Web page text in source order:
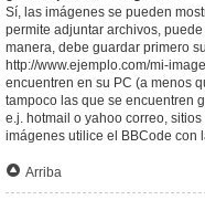
Sí, las imágenes se pueden
permite adjuntar archivos,
manera, debe guardar primero
http://www.ejemplo.com/mi-
encuentren en su PC (a menos
tampoco las que se encuentren
e.j. hotmail o yahoo correo,
imágenes utilice el BBCode con
Arriba